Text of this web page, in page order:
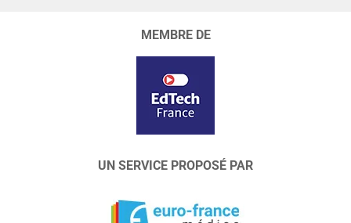
MEMBRE DE
UN SERVICE PROPOSÉ PAR